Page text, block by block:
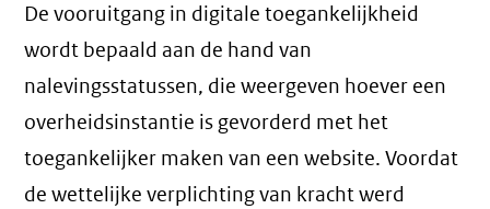
De vooruitgang in digitale toegankelijkheid
wordt bepaald aan de hand van
nalevingsstatussen, die weergeven hoever een
overheidsinstantie is gevorderd met het
toegankelijker maken van een website. Voordat
de wettelijke verplichting van kracht werd